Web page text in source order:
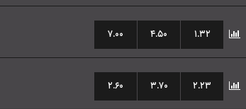
۷.۰۰ ۴.۵۰ ۱.۳۲
۲.۶۰ ۳.۷۰ ۲.۲۳